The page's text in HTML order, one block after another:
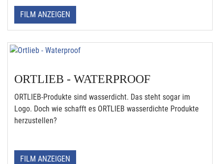
FILM ANZEIGEN
ORTLIEB - WATERPROOF
ORTLIEB-Produkte sind wasserdicht. Das steht sogar im
Logo. Doch wie schafft es ORTLIEB wasserdichte Produkte
herzustellen?
FILM ANZEIGEN